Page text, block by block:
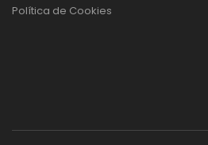
Política de Cookies